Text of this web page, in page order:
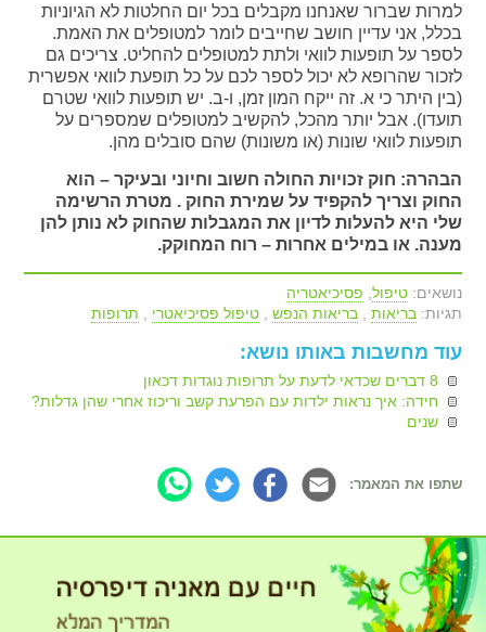
למרות שברור שאנחנו מקבלים בכל יום החלטות לא הגיוניות
בכלל, אני עדיין חושב שחייבים לומר למטופלים את האמת.
לספר על תופעות לוואי ולתת למטופלים להחליט. צריכים גם
לזכור שהרופא לא יכול לספר לכם על כל תופעת לוואי אפשרית
(בין היתר כי א. זה ייקח המון זמן, ו-ב. יש תופעות לוואי שטרם
תועדו). אבל יותר מהכל, להקשיב למטופלים שמספרים על
תופעות לוואי שונות (או משונות) שהם סובלים מהן.
הבהרה: חוק זכויות החולה חשוב וחיוני ובעיקר – הוא
החוק וצריך להקפיד על שמירת החוק . מטרת הרשימה
שלי היא להעלות לדיון את המגבלות שהחוק לא נותן להן
מענה. או במילים אחרות – רוח המחוקק.
נושאים:טיפול פסיכיאטריה
תגיות:בריאות ,בריאות הנפש ,טיפול פסיכיאטרי תרופות
עוד מחשבות באותו נושא:
8 דברים שכדאי לדעת על תרופות נוגדות דכאון
חידה: איך נראות ילדות עם הפרעת קשב וריכוז אחרי שהן גדלות?
שנים
שתפו את המאמר: